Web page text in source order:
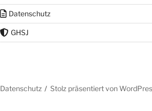
Datenschutz
GHSJ
Datenschutz Stolz präsentiert von